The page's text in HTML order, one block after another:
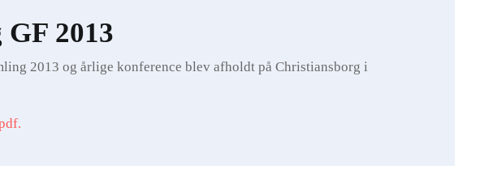
2013
2013 og årlige konference blev afholdt på Christiansborg i